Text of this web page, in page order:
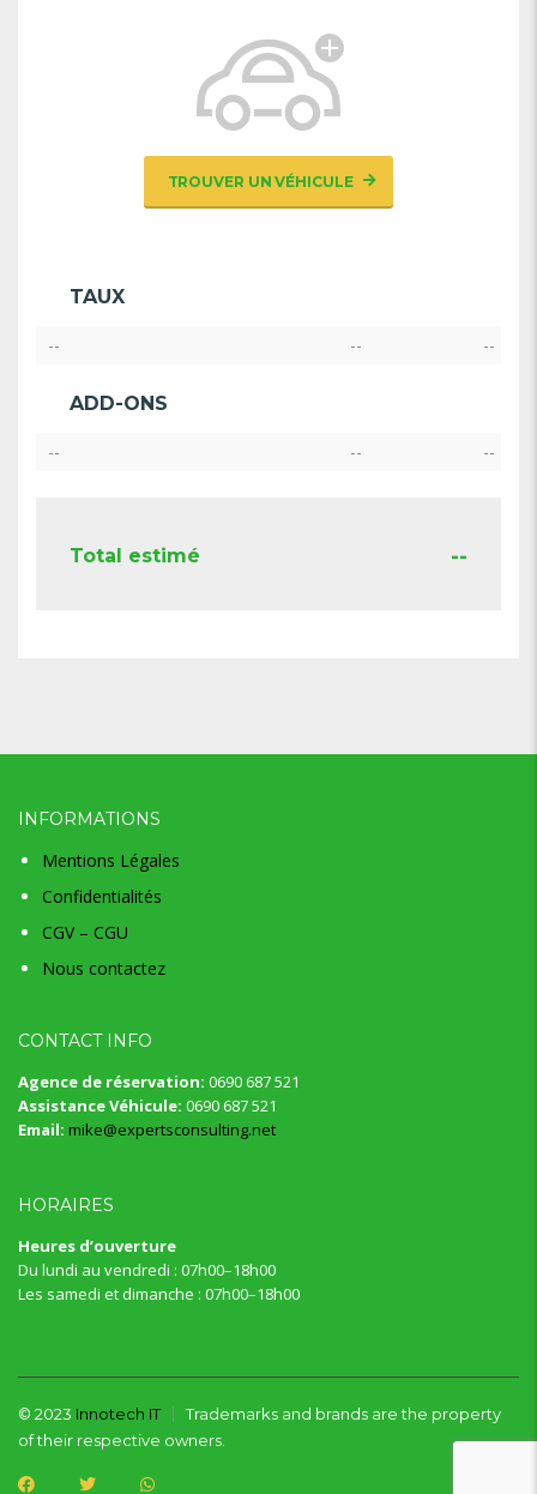
TROUVER UN VÉHICULE
TAUX
-- -- --
ADD-ONS
-- -- --
Total estimé --
INFORMATIONS
Mentions Légales
Confidentialités
CGV – CGU
Nous contactez
CONTACT INFO
Agence de réservation: 0690 687 521
Assistance Véhicule: 0690 687 521
Email: mike@expertsconsulting.net
HORAIRES
Heures d’ouverture
Du lundi au vendredi : 07h00–18h00
Les samedi et dimanche : 07h00–18h00
© 2023 Innotech IT
Trademarks and brands are the property
of their respective owners.